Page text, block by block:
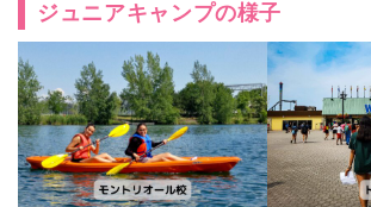
ジュニアキャンプの様子